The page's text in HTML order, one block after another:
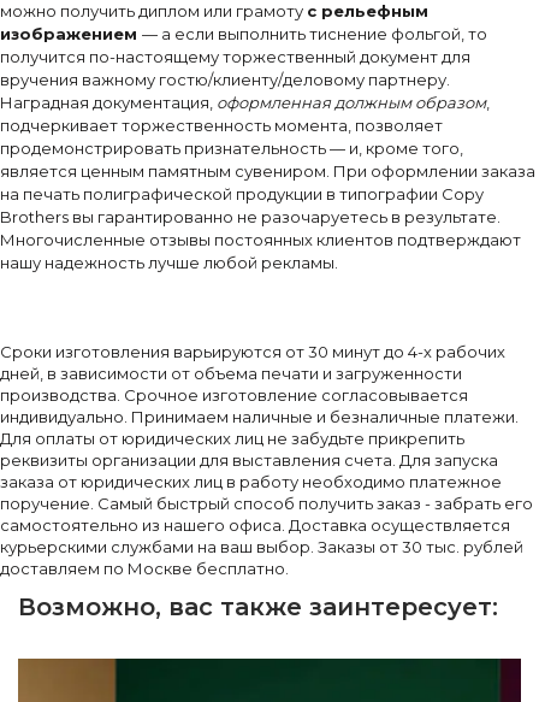
можно получить диплом или грамоту с рельефным
изображением — а если выполнить тиснение фольгой, то
получится по-настоящему торжественный документ для
вручения важному гостю/клиенту/деловому партнеру.
Наградная документация, оформленная должным образом,
подчеркивает торжественность момента, позволяет
продемонстрировать признательность — и, кроме того,
является ценным памятным сувениром. При оформлении заказа
на печать полиграфической продукции в типографии Copy
Brothers вы гарантированно не разочаруетесь в результате.
Многочисленные отзывы постоянных клиентов подтверждают
нашу надежность лучше любой рекламы.
Сроки изготовления варьируются от 30 минут до 4-х рабочих
дней, в зависимости от объема печати и загруженности
производства. Срочное изготовление согласовывается
индивидуально. Принимаем наличные и безналичные платежи.
Для оплаты от юридических лиц не забудьте прикрепить
реквизиты организации для выставления счета. Для запуска
заказа от юридических лиц в работу необходимо платежное
поручение. Самый быстрый способ получить заказ - забрать его
самостоятельно из нашего офиса. Доставка осуществляется
курьерскими службами на ваш выбор. Заказы от 30 тыс. рублей
доставляем по Москве бесплатно.
Возможно, вас также заинтересует: